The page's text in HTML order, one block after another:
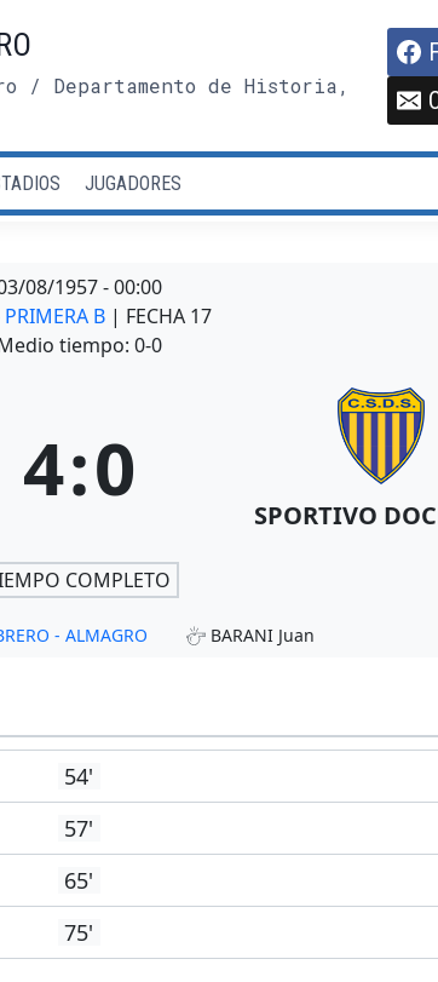
/ Departamento de Historia,
JUGADORES
08/1957-00:00
B | FECHA 17
tiempo: 0-0
4:0 SPORTIVO
COMPLETO
- ALMAGRO BARANI Juan
54'
57'
65'
75'